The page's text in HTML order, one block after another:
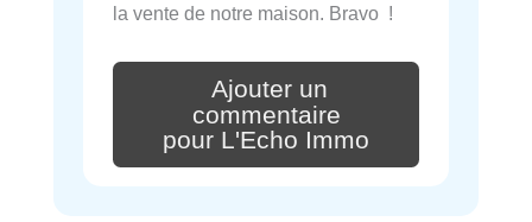
la vente de notre maison. Bravo !
Ajouter un
commentaire
pour L'Echo Immo